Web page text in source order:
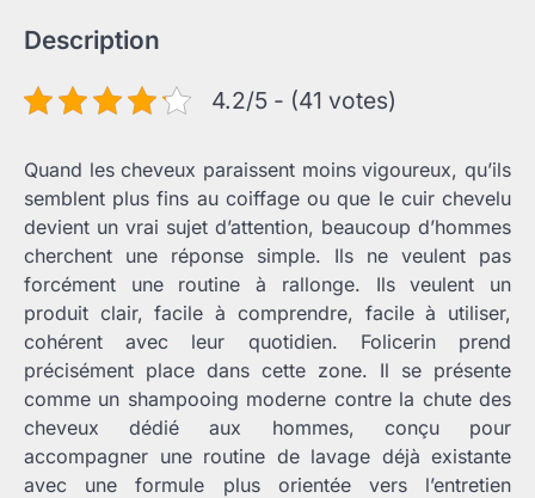
Description
4.2/5 - (41 votes)
Quand les cheveux paraissent moins vigoureux, qu’ils
semblent plus fins au coiffage ou que le cuir chevelu
devient un vrai sujet d’attention, beaucoup d’hommes
cherchent une réponse simple. Ils ne veulent pas
forcément une routine à rallonge. Ils veulent un
produit clair, facile à comprendre, facile à utiliser,
cohérent avec leur quotidien. Folicerin prend
précisément place dans cette zone. Il se présente
comme un shampooing moderne contre la chute des
cheveux dédié aux hommes, conçu pour
accompagner une routine de lavage déjà existante
avec une formule plus orientée vers l’entretien